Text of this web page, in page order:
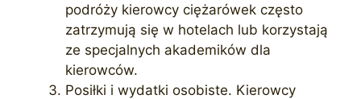
podróży kierowcy ciężarówek często
zatrzymują się w hotelach lub korzystają
ze specjalnych akademików dla
kierowców.
Posiłki i wydatki osobiste. Kierowcy